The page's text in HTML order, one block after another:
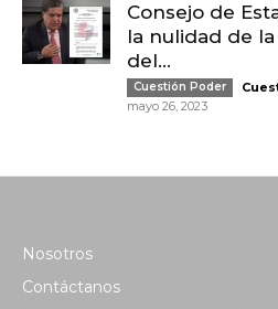
Consejo de
la nulidad de
del...
Cuestión Poder
mayo 26, 2023
Nosotros
Contáctanos